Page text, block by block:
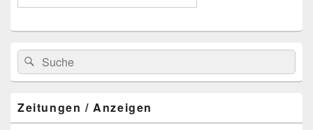
Suchen
nach:
Suchen
Zeitungen / Anzeigen